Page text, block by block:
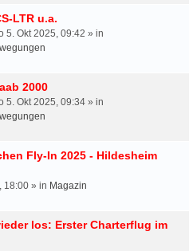
LTR u.a.
5. Okt 2025, 09:42 » in
2000
5. Okt 2025, 09:34 » in
Fly-In 2025 - Hildesheim
18:00 » in Magazin
los: Erster Charterflug im